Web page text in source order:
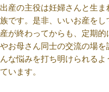
出産の主役は妊婦さんと生
族です。是非、いいお産を
産が終わってからも、定期
やお母さん同士の交流の場
んな悩みを打ち明けられる
ています。